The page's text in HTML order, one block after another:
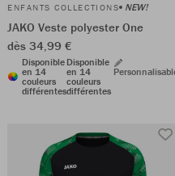
ENFANTS COLLECTIONS NEW!
JAKO Veste polyester One
dès 34,99 €
Disponible
en 14
couleurs
différentes
Disponible
en 14
couleurs
différentes